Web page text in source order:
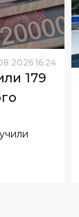
.2026 16:24
179